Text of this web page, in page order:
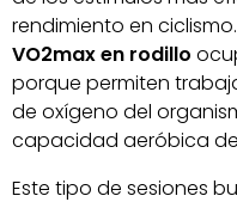
rendimiento en
VO2max en rodillo
porque permiten
de oxígeno del
capacidad aeróbica
Este tipo de sesiones